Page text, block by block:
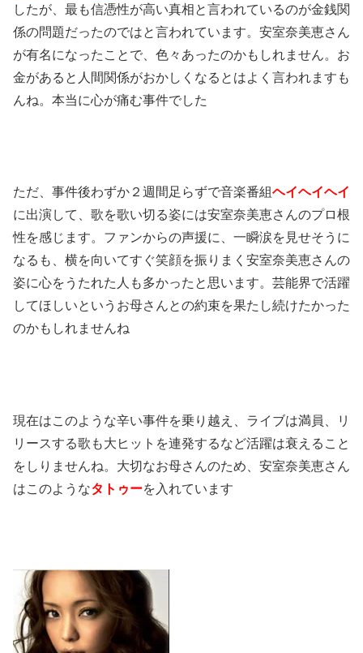
したが、最も信憑性が高い真相と言われているのが金銭関
係の問題だったのではと言われています。安室奈美恵さん
が有名になったことで、色々あったのかもしれません。お
金があると人間関係がおかしくなるとはよく言われますも
んね。本当に心が痛む事件でした
ただ、事件後わずか２週間足らずで音楽番組ヘイヘイヘイ
に出演して、歌を歌い切る姿には安室奈美恵さんのプロ根
性を感じます。ファンからの声援に、一瞬涙を見せそうに
なるも、横を向いてすぐ笑顔を振りまく安室奈美恵さんの
姿に心をうたれた人も多かったと思います。芸能界で活躍
してほしいというお母さんとの約束を果たし続けたかった
のかもしれませんね
現在はこのような辛い事件を乗り越え、ライブは満員、リ
リースする歌も大ヒットを連発するなど活躍は衰えること
をしりませんね。大切なお母さんのため、安室奈美恵さん
はこのようなタトゥーを入れています